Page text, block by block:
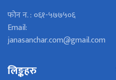
फोन न. : ०६१-५७७५०६
Email:
janasanchar.com@gmail.com
लिङ्कहरु